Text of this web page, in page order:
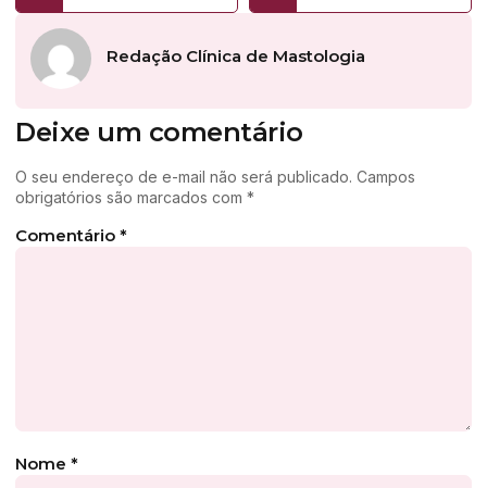
Redação Clínica de Mastologia
Deixe um comentário
O seu endereço de e-mail não será publicado. Campos
obrigatórios são marcados com *
Comentário *
Nome *